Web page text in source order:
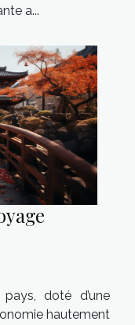
a...
doté d’une
hautement